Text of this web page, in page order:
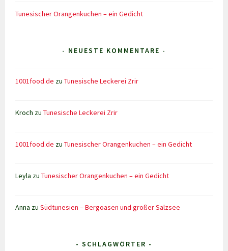
Tunesischer Orangenkuchen – ein Gedicht
- NEUESTE KOMMENTARE -
1001food.de zuTunesische Leckerei Zrir
Kroch zuTunesische Leckerei Zrir
1001food.de zuTunesischer Orangenkuchen – ein Gedicht
Leyla zuTunesischer Orangenkuchen – ein Gedicht
Anna zuSüdtunesien – Bergoasen und großer Salzsee
- SCHLAGWÖRTER -